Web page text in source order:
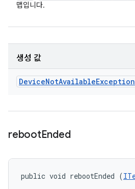
맵입니다.
생성 값
DeviceNotAvailableException
rebootEnded
public void rebootEnded (